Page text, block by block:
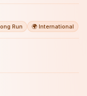
Run 🌍 International